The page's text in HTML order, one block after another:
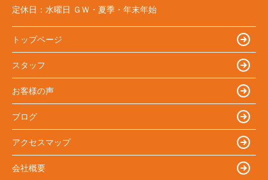
定休日： 水曜日 ＧＷ・夏季・年末年始
トップページ
スタッフ
お客様の声
ブログ
アクセスマップ
会社概要